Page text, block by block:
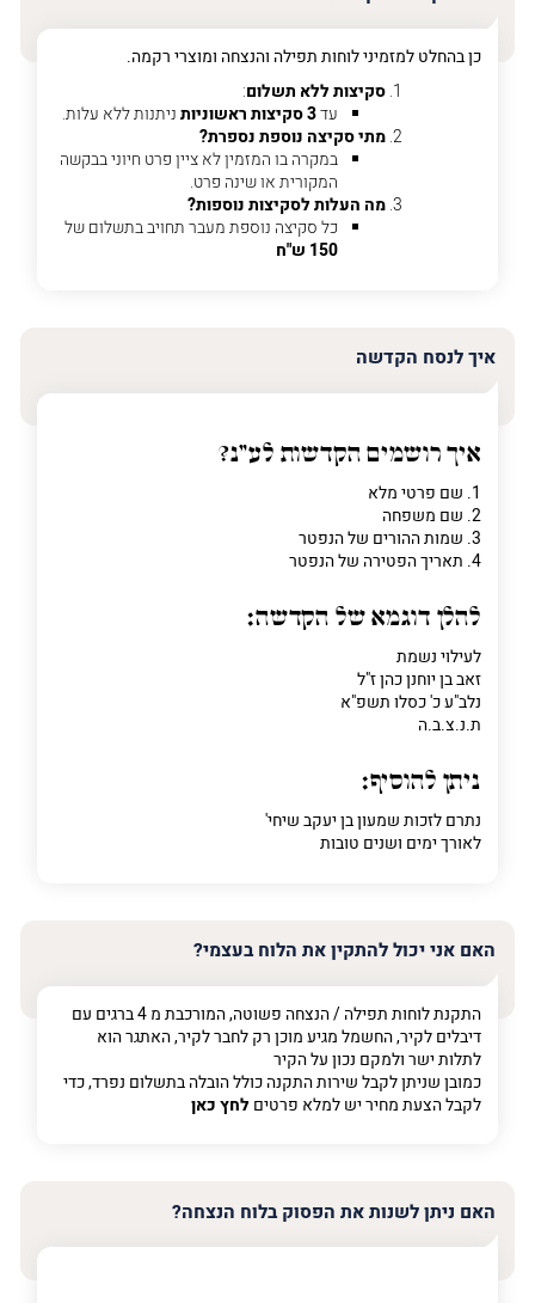
טלפון (חובה)
כן בהחלט למזמיני לוחות תפילה והנצחה ומוצרי רקמה.
סקיצות ללא תשלום:
עד3 סקיצות ראשוניות
ניתנות ללא עלות.
מתי סקיצה נוספת נספרת?
במקרה בו המזמין לא ציין פרט חיוני בבקשה
המקורית או שינה פרט.
מה העלות לסקיצות נוספות?
כל סקיצה נוספת מעבר תחויב בתשלום של
150 ש"ח
איך לנסח הקדשה
איך רושמים הקדשות לע"נ?
1. שם פרטי מלא
2. שם משפחה
3. שמות ההורים של הנפטר
4. תאריך הפטירה של הנפטר
להלן דוגמא של הקדשה:
לעילוי נשמת
זאב בן יוחנן כהן ז"ל
נלב"ע כ' כסלו תשפ"א
ת.נ.צ.ב.ה
ניתן להוסיף:
נתרם לזכות שמעון בן יעקב שיחי'
לאורך ימים ושנים טובות
האם אני יכול להתקין את הלוח בעצמי?
התקנת לוחות תפילה / הנצחה פשוטה, המורכבת מ 4 ברגים עם
דיבלים לקיר, החשמל מגיע מוכן רק לחבר לקיר, האתגר הוא
לתלות ישר ולמקם נכון על הקיר
כמובן שניתן לקבל שירות התקנה כולל הובלה בתשלום נפרד, כדי
לקבל הצעת מחיר יש למלא פרטים לחץ כאן
האם ניתן לשנות את הפסוק בלוח הנצחה?